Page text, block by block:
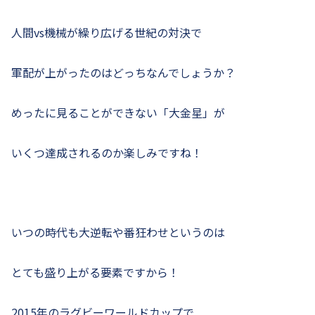
人間vs機械が繰り広げる世紀の対決で
軍配が上がったのはどっちなんでしょうか？
めったに見ることができない「大金星」が
いくつ達成されるのか楽しみですね！
いつの時代も大逆転や番狂わせというのは
とても盛り上がる要素ですから！